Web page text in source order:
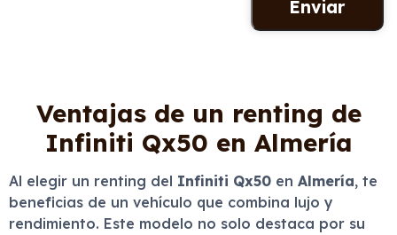
Ventajas de un renting de
Infiniti Qx50 en Almería
Al elegir un renting del Infiniti Qx50 en Almería, te
beneficias de un vehículo que combina lujo y
rendimiento. Este modelo no solo destaca por su